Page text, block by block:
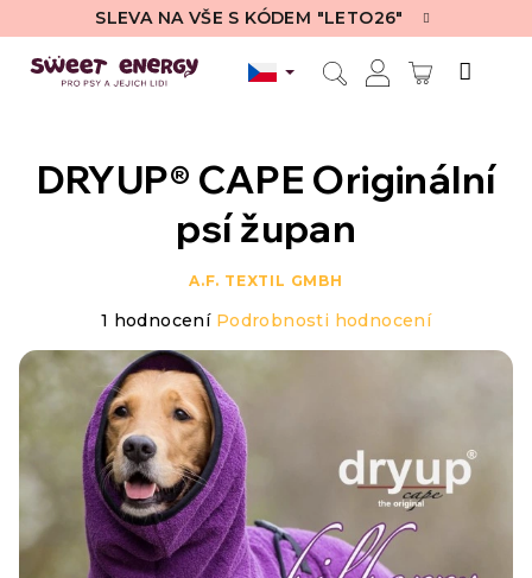
obsah
SLEVA NA VŠE S KÓDEM "LETO26"
DRYUP® CAPE Originální
psí župan
A.F. TEXTIL GMBH
Průměrné
produktu
je
5,0
z
5
hvězdiček.
1 hodnocení Podrobnosti hodnocení